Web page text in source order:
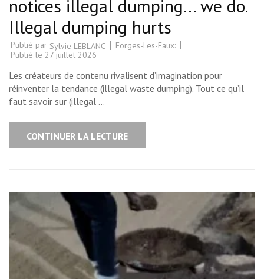
notices illegal dumping… we do.
Illegal dumping hurts
Publié par Sylvie LEBLANC
Forges-Les-Eaux:
Publié le 27 juillet 2026
Les créateurs de contenu rivalisent d’imagination pour
réinventer la tendance (illegal waste dumping). Tout ce qu’il
faut savoir sur (illegal …
CONTINUER LA LECTURE